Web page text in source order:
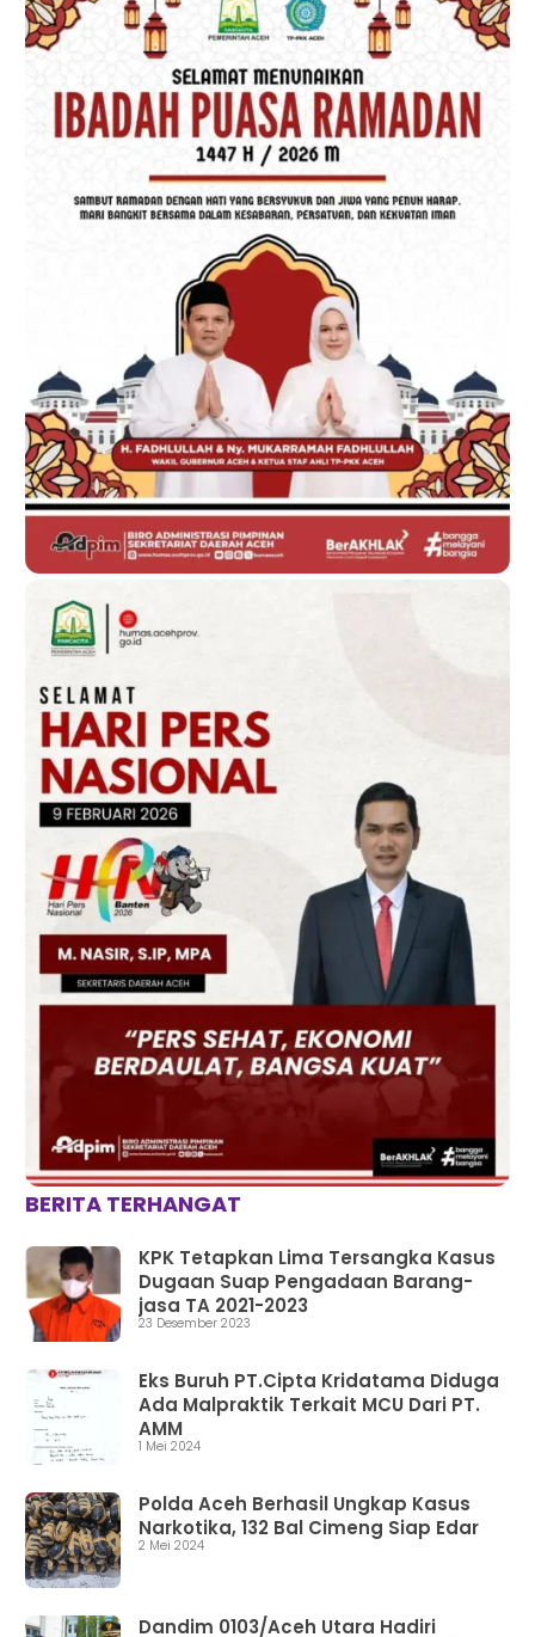
BERITA TERHANGAT
KPK Tetapkan Lima Tersangka Kasus
Dugaan Suap Pengadaan Barang-
jasa TA 2021-2023
23 Desember 2023
Eks Buruh PT.Cipta Kridatama Diduga
Ada Malpraktik Terkait MCU Dari PT.
AMM
1 Mei 2024
Polda Aceh Berhasil Ungkap Kasus
Narkotika, 132 Bal Cimeng Siap Edar
2 Mei 2024
Dandim 0103/Aceh Utara Hadiri